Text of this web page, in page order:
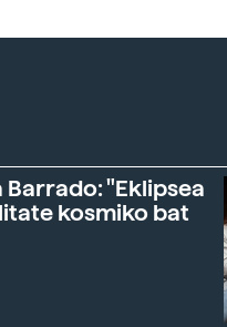
Barrado: "Eklipsea
kosmiko bat